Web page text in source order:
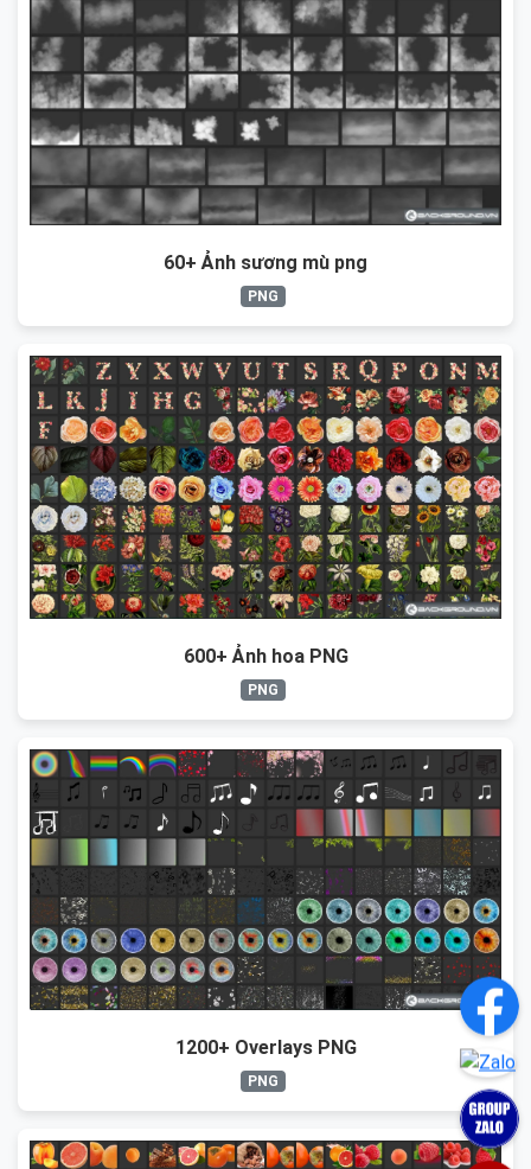
60+ Ảnh sương mù png
PNG
600+ Ảnh hoa PNG
PNG
1200+ Overlays PNG
PNG